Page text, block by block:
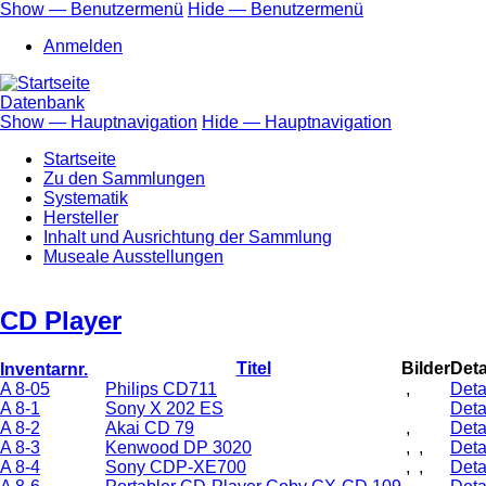
Direkt
Inhalt
Benutzermenü
Show — Benutzermenü Hide — Benutzermenü
Anmelden
Datenbank
Hauptnavigation
Show — Hauptnavigation Hide — Hauptnavigation
Startseite
Zu den Sammlungen
Systematik
Hersteller
Inhalt und Ausrichtung der Sammlung
Museale Ausstellungen
CD Player
Inventarnr.
sortieren
Titel Bilder
A 8-05
Philips CD711 ,
A 8-1
Sony X 202 ES
A 8-2
Akai CD 79 ,
A 8-3
Kenwood DP 3020 , ,
A 8-4
Sony CDP-XE700 , ,